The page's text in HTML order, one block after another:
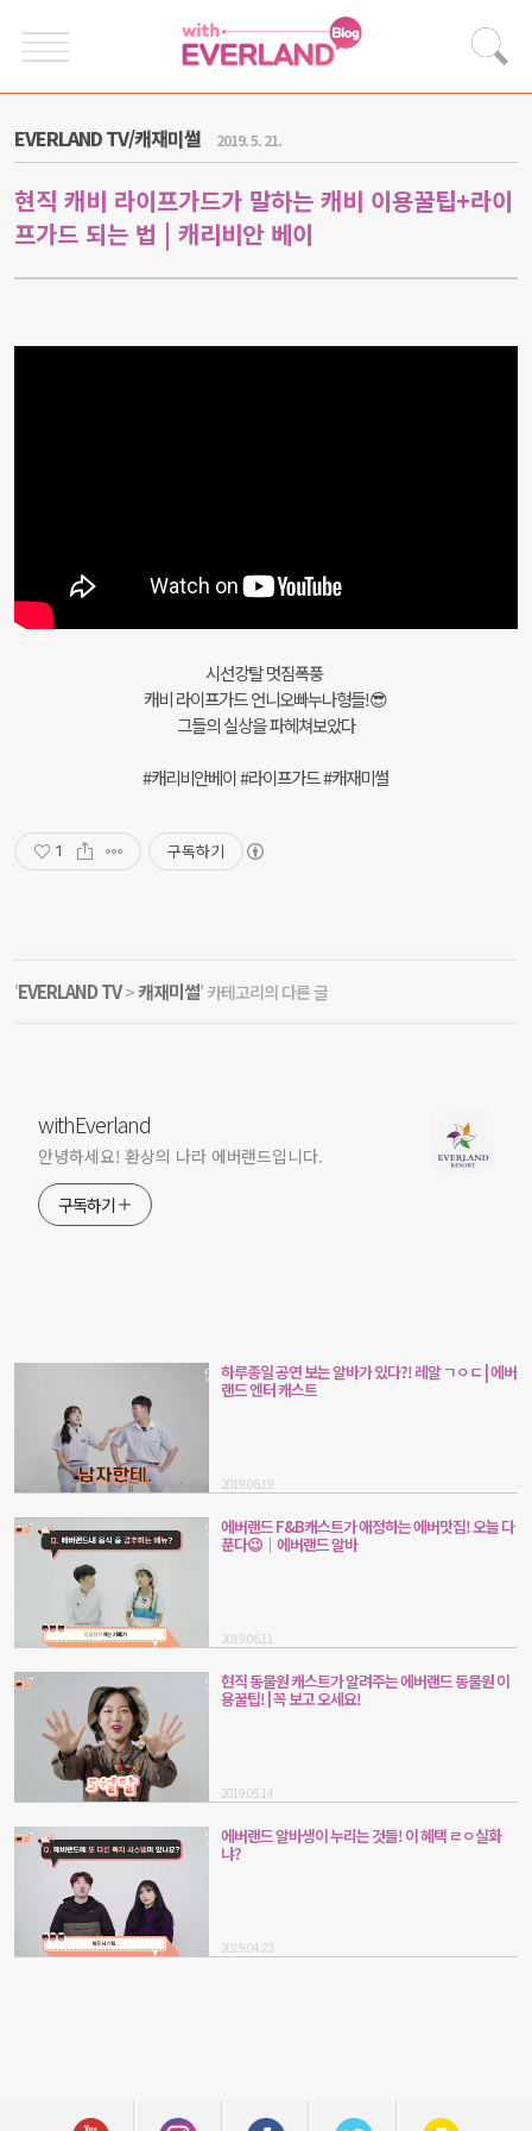
EVERLAND TV/캐재미썰 2019. 5. 21.
현직 캐비 라이프가드가 말하는 캐비 이용꿀팁+라이
프가드 되는 법 | 캐리비안 베이
시선강탈 멋짐폭풍
캐비 라이프가드 언니오빠누나형들!😎
그들의 실상을 파헤쳐보았다
#캐리비안베이 #라이프가드 #캐재미썰
1 구독하기
'EVERLAND TV> 캐재미썰' 카테고리의 다른 글
withEverland
안녕하세요! 환상의 나라 에버랜드입니다.
구독하기
하루종일 공연 보는 알바가 있다?! 레알 ㄱㅇㄷ | 에버
랜드 엔터 캐스트
2019.06.19
에버랜드 F&B캐스트가 애정하는 에버맛집! 오늘 다
푼다😉｜에버랜드 알바
2019.06.11
현직 동물원 캐스트가 알려주는 에버랜드 동물원 이
용꿀팁! | 꼭 보고 오세요!
2019.05.14
에버랜드 알바생이 누리는 것들! 이 혜택 ㄹㅇ실화
냐?
2019.04.23